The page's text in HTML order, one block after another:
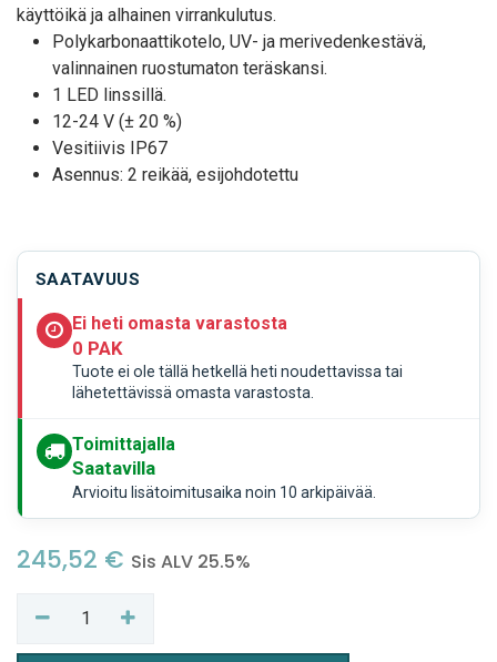
käyttöikä ja alhainen virrankulutus.
Polykarbonaattikotelo, UV- ja merivedenkestävä,
valinnainen ruostumaton teräskansi.
1 LED linssillä.
12-24 V (± 20 %)
Vesitiivis IP67
Asennus: 2 reikää, esijohdotettu
SAATAVUUS
Ei heti omasta varastosta
0 PAK
Tuote ei ole tällä hetkellä heti noudettavissa tai
lähetettävissä omasta varastosta.
Toimittajalla
Saatavilla
Arvioitu lisätoimitusaika noin 10 arkipäivää.
245,52 € Sis ALV 25.5%